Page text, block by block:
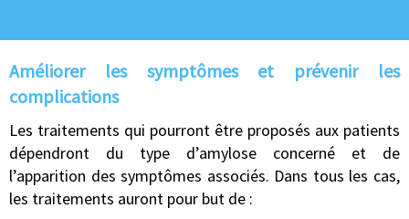
Améliorer les symptômes et prévenir les
complications​
Les traitements qui pourront être proposés aux patients
dépendront du type d’amylose concerné et de
l’apparition des symptômes associés. Dans tous les cas,
les traitements auront pour but de :